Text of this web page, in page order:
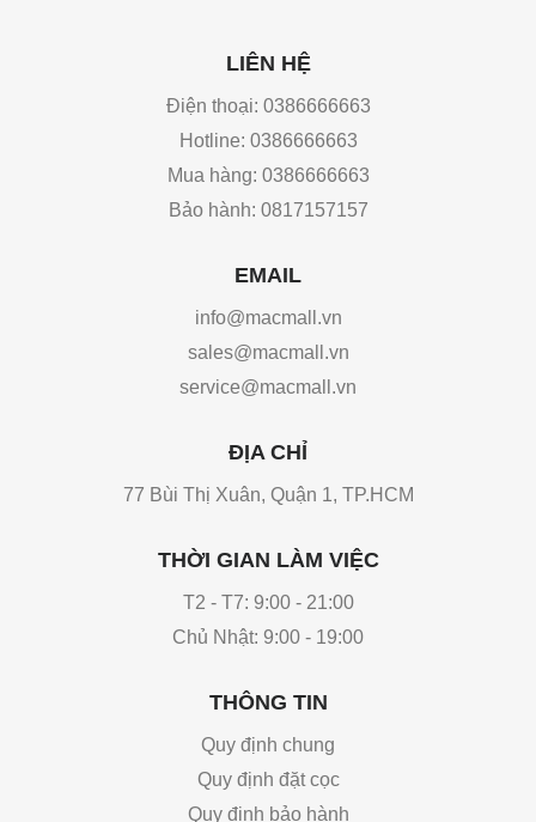
LIÊN HỆ
Điện thoại: 0386666663
Hotline: 0386666663
Mua hàng: 0386666663
Bảo hành: 0817157157
EMAIL
info@macmall.vn
sales@macmall.vn
service@macmall.vn
ĐỊA CHỈ
77 Bùi Thị Xuân, Quận 1, TP.HCM
THỜI GIAN LÀM VIỆC
T2 - T7: 9:00 - 21:00
Chủ Nhật: 9:00 - 19:00
THÔNG TIN
Quy định chung
Quy định đặt cọc
Quy định bảo hành